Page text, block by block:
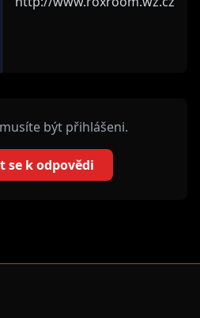
být přihlášeni.
se k odpovědi